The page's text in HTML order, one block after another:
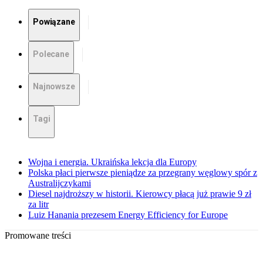
Powiązane
Polecane
Najnowsze
Tagi
Wojna i energia. Ukraińska lekcja dla Europy
Polska płaci pierwsze pieniądze za przegrany węglowy spór z
Australijczykami
Diesel najdroższy w historii. Kierowcy płacą już prawie 9 zł
za litr
Luiz Hanania prezesem Energy Efficiency for Europe
Promowane treści